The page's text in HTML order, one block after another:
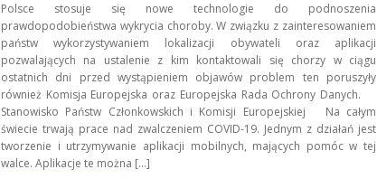
Polsce stosuje się nowe technologie do podnoszenia
prawdopodobieństwa wykrycia choroby. W związku z zainteresowaniem
państw wykorzystywaniem lokalizacji obywateli oraz aplikacji
pozwalających na ustalenie z kim kontaktowali się chorzy w ciągu
ostatnich dni przed wystąpieniem objawów problem ten poruszyły
również Komisja Europejska oraz Europejska Rada Ochrony Danych.
Stanowisko Państw Członkowskich i Komisji Europejskiej Na całym
świecie trwają prace nad zwalczeniem COVID-19. Jednym z działań jest
tworzenie i utrzymywanie aplikacji mobilnych, mających pomóc w tej
walce. Aplikacje te można […]